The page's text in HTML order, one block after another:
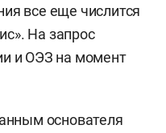
все еще числится
На запрос
и ОЭЗ на момент
основателя